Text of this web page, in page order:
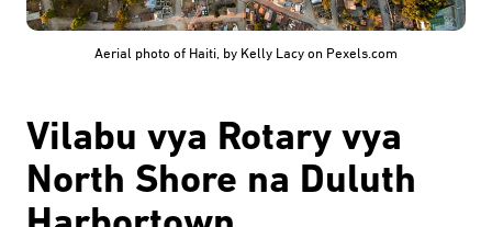
Aerial photo of Haiti, by Kelly Lacy on Pexels.com
Vilabu vya Rotary vya
North Shore na Duluth